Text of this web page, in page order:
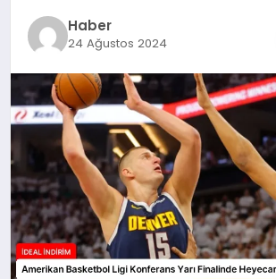
Haber
24 Ağustos 2024